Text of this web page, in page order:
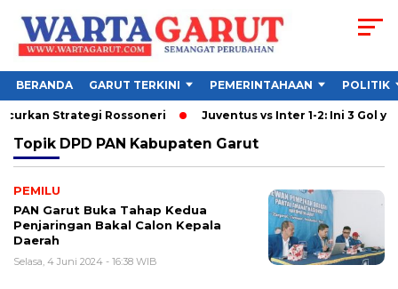
BERANDA GARUT TERKINI PEMERINTAHAAN POLITIK
Strategi Rossoneri Juventus vs Inter 1-2: Ini 3 Gol
Topik DPD PAN Kabupaten Garut
PEMILU
PAN Garut Buka Tahap Kedua
Penjaringan Bakal Calon Kepala
Daerah
Selasa, 4 Juni 2024 - 16:38 WIB